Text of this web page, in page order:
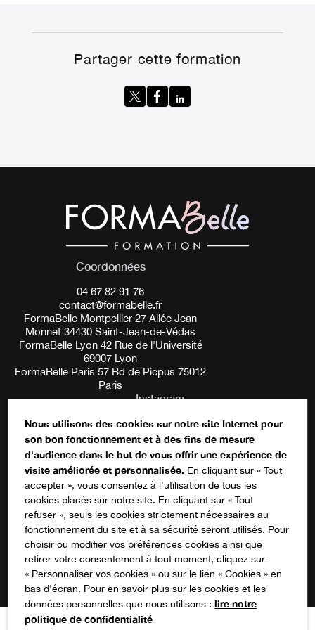
Partager cette formation
Instagram
Ce champ n’est utilisé qu’à des fins de
validation et devrait rester inchangé.
S'inscrire à notre newsletter
Suivez-nous sur les réseaux !
Coordonnées
04 67 82 91 76
contact@formabelle.fr
FormaBelle Montpellier 27 Allée Jean
Monnet 34430 Saint-Jean-de-Védas
FormaBelle Lyon 42 Rue de l'Université
69007 Lyon
FormaBelle Paris 57 Bd de Picpus 75012
Paris
Conditions générales de vente
Nous utilisons des cookies sur notre site Internet pour
son bon fonctionnement et à des fins de mesure
d'audience dans le but de vous offrir une expérience de
visite améliorée et personnalisée. En cliquant sur « Tout
accepter », vous consentez à l'utilisation de tous les
cookies placés sur notre site. En cliquant sur « Tout
refuser », seuls les cookies strictement nécessaires au
fonctionnement du site et à sa sécurité seront utilisés. Pour
choisir ou modifier vos préférences cookies ainsi que
retirer votre consentement à tout moment, cliquez sur
« Personnaliser vos cookies » ou sur le lien « Cookies » en
bas d'écran. Pour en savoir plus sur les cookies et les
données personnelles que nous utilisons :lire notre
politique de confidentialité